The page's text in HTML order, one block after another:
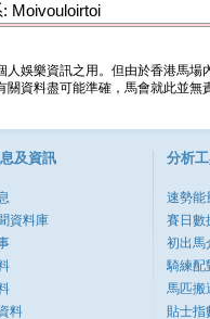
Moivouloirtoi
娛樂資訊之用。但由於香港馬
資料盡可能準確，馬會就此並
及資訊
資料庫
料
分析
速勢能
賽日數
初出馬
騎練配
馬匹搬
貼士指